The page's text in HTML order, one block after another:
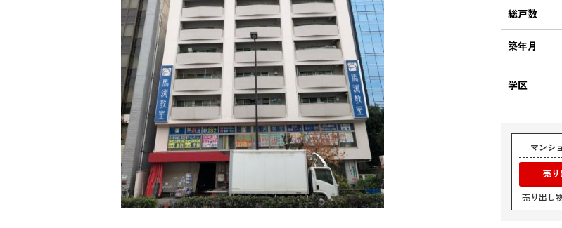
総戸数
築年月
学区
マンシ
売り
売り出し